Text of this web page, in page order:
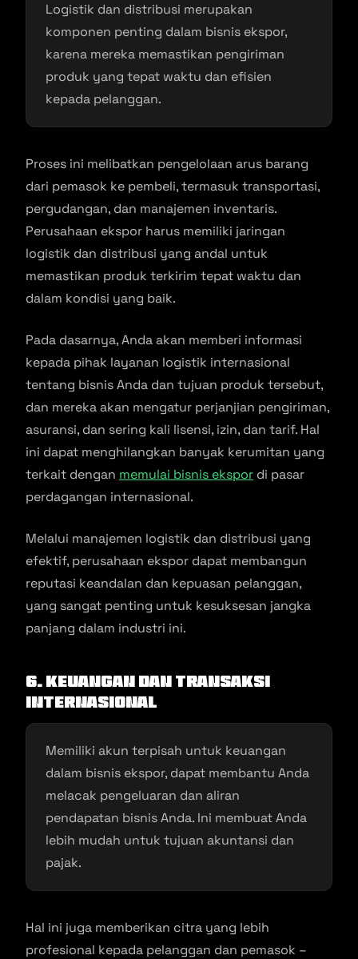
Logistik dan distribusi merupakan
komponen penting dalam bisnis ekspor,
karena mereka memastikan pengiriman
produk yang tepat waktu dan efisien
kepada pelanggan.
Proses ini melibatkan pengelolaan arus barang
dari pemasok ke pembeli, termasuk transportasi,
pergudangan, dan manajemen inventaris.
Perusahaan ekspor harus memiliki jaringan
logistik dan distribusi yang andal untuk
memastikan produk terkirim tepat waktu dan
dalam kondisi yang baik.
Pada dasarnya, Anda akan memberi informasi
kepada pihak layanan logistik internasional
tentang bisnis Anda dan tujuan produk tersebut,
dan mereka akan mengatur perjanjian pengiriman,
asuransi, dan sering kali lisensi, izin, dan tarif. Hal
ini dapat menghilangkan banyak kerumitan yang
terkait dengan memulai bisnis ekspor di pasar
perdagangan internasional.
Melalui manajemen logistik dan distribusi yang
efektif, perusahaan ekspor dapat membangun
reputasi keandalan dan kepuasan pelanggan,
yang sangat penting untuk kesuksesan jangka
panjang dalam industri ini.
6. Keuangan dan Transaksi
Internasional
Memiliki akun terpisah untuk keuangan
dalam bisnis ekspor, dapat membantu Anda
melacak pengeluaran dan aliran
pendapatan bisnis Anda. Ini membuat Anda
lebih mudah untuk tujuan akuntansi dan
pajak.
Hal ini juga memberikan citra yang lebih
profesional kepada pelanggan dan pemasok –